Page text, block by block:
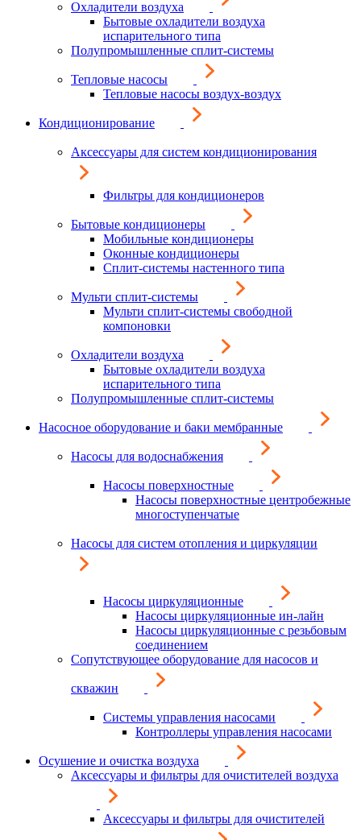
Охладители воздуха
Бытовые охладители воздуха
испарительного типа
Полупромышленные сплит-системы
Тепловые насосы
Тепловые насосы воздух-воздух
Кондиционирование
Аксессуары для систем кондиционирования
Фильтры для кондиционеров
Бытовые кондиционеры
Мобильные кондиционеры
Оконные кондиционеры
Сплит-системы настенного типа
Мульти сплит-системы
Мульти сплит-системы свободной
компоновки
Охладители воздуха
Бытовые охладители воздуха
испарительного типа
Полупромышленные сплит-системы
Насосное оборудование и баки мембранные
Насосы для водоснабжения
Насосы поверхностные
Насосы поверхностные центробежные
многоступенчатые
Насосы для систем отопления и циркуляции
Насосы циркуляционные
Насосы циркуляционные ин-лайн
Насосы циркуляционные с резьбовым
соединением
Сопутствующее оборудование для насосов и
скважин
Системы управления насосами
Контроллеры управления насосами
Осушение и очистка воздуха
Аксессуары и фильтры для очистителей воздуха
Аксессуары и фильтры для очистителей